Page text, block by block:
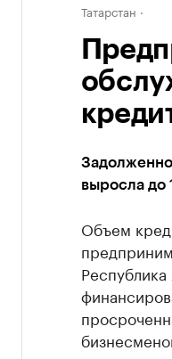
Татарстан
выросла до
Объем